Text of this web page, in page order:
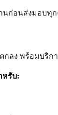
นก่อนส่งมอบทุก
กลง พร้อมบริก
หรับ: